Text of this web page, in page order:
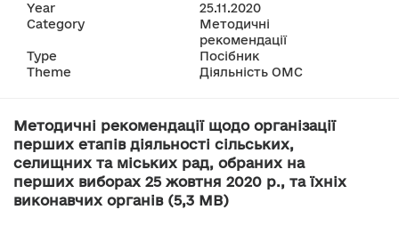
Year
25.11.2020
Category
Методичні
рекомендації
Type
Посібник
Theme
Діяльність ОМС
Методичні рекомендації щодо організації
перших етапів діяльності сільських,
селищних та міських рад, обраних на
перших виборах 25 жовтня 2020 р., та їхніх
виконавчих органів (5,3 MB)